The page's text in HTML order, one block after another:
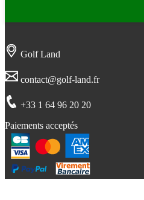
Golf Land
contact@golf-land.fr
+33 1 64 96 20 20
Paiements acceptés